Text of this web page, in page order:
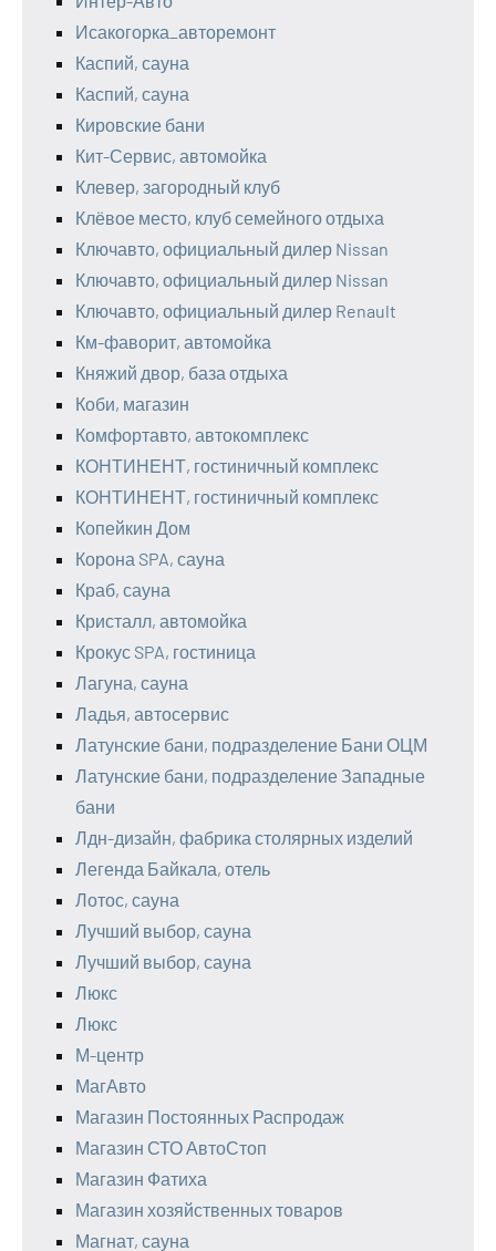
Исакогорка_авторемонт
Каспий, сауна
Каспий, сауна
Кировские бани
Кит-Сервис, автомойка
Клевер, загородный клуб
Клёвое место, клуб семейного отдыха
Ключавто, официальный дилер Nissan
Ключавто, официальный дилер Nissan
Ключавто, официальный дилер Renault
Км-фаворит, автомойка
Княжий двор, база отдыха
Коби, магазин
Комфортавто, автокомплекс
КОНТИНЕНТ, гостиничный комплекс
КОНТИНЕНТ, гостиничный комплекс
Копейкин Дом
Корона SPA, сауна
Краб, сауна
Кристалл, автомойка
Крокус SPA, гостиница
Лагуна, сауна
Ладья, автосервис
Латунские бани, подразделение Бани ОЦМ
Латунские бани, подразделение Западные
бани
Лдн-дизайн, фабрика столярных изделий
Легенда Байкала, отель
Лотос, сауна
Лучший выбор, сауна
Лучший выбор, сауна
Люкс
Люкс
М-центр
МагАвто
Магазин Постоянных Распродаж
Магазин СТО АвтоСтоп
Магазин Фатиха
Магазин хозяйственных товаров
Магнат, сауна